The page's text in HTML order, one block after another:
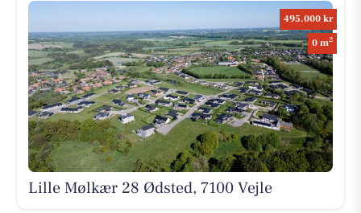
495.000 kr
0 m2
Lille Mølkær 28 Ødsted, 7100 Vejle